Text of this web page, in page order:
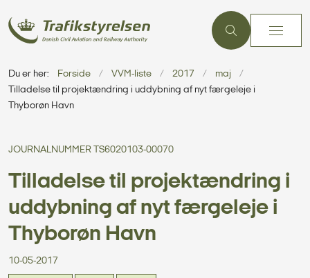
Du er her: Forside VVM-liste 2017
maj
Tilladelse til projektændring i uddybning af nyt færgeleje i
Thyborøn Havn
JOURNALNUMMER TS6020103-00070
Tilladelse til projektændring i
uddybning af nyt færgeleje i
Thyborøn Havn
10-05-2017